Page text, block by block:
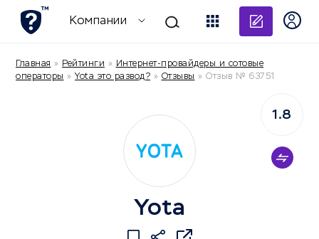
Компании
Главная » Рейтинги » Интернет-провайдеры и сотовые
операторы » Yota это развод? » Отзывы » Отзыв № 63751
Yota
1.8